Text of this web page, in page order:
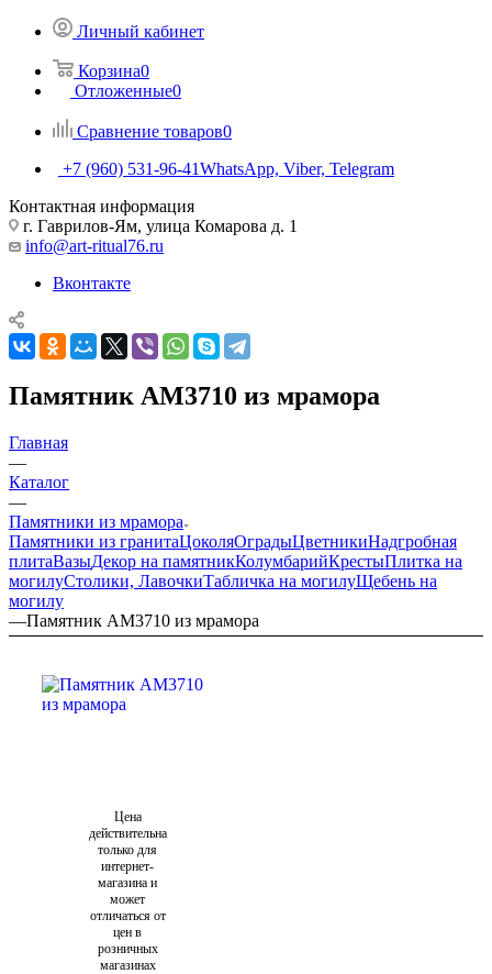
Личный кабинет
Корзина0
Отложенные0
Сравнение товаров0
+7 (960) 531-96-41WhatsApp, Viber, Telegram
Контактная информация
г. Гаврилов-Ям, улица Комарова д. 1
info@art-ritual76.ru
Вконтакте
Памятник AM3710 из мрамора
Главная
—
Каталог
—
Памятники из мрамора
Памятники из гранитаЦоколяОградыЦветникиНадгробная
плитаВазыДекор на памятникКолумбарийКрестыПлитка на
могилуСтолики, ЛавочкиТабличка на могилуЩебень на
могилу
—Памятник AM3710 из мрамора
Цена
действительна
только для
интернет-
магазина и
может
отличаться от
цен в
розничных
магазинах